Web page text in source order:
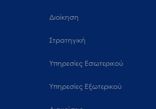
Διοίκηση
Στρατηγική
Υπηρεσίες Εσωτερικού
Υπηρεσίες Εξωτερικού